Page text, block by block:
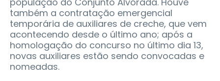
também a contratação emergencial
temporária de auxiliares de creche, que vem
acontecendo desde o último ano; após a
homologação do concurso no último dia 13,
novas auxiliares estão sendo convocadas e
nomeadas.